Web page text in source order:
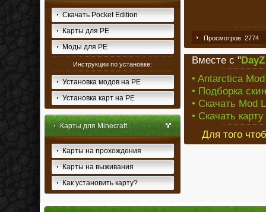
Скачать Pocket Edition
Карты для PE
Моды для PE
Инструкции по установке:
Установка модов на PE
Установка карт на PE
Карты для Minecraft
Карты на прохождения
Карты на выживания
Как установить карту?
Просмотров: 2774
Вместе с "
• Antarctica
• Подборка
• Скачать Mod
• Скачать
Для того